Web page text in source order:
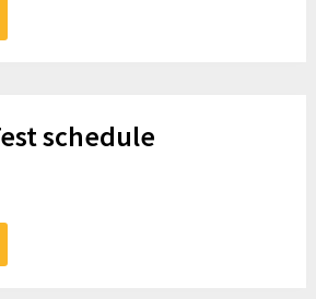
schedule